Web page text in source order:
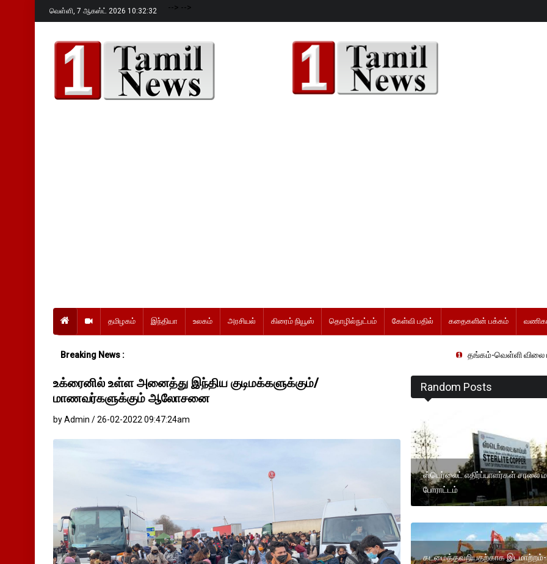
வெள்ளி, 7 ஆகஸ்ட் 2026 10:32:34 --> -->
தமிழகம் இந்தியா உலகம் அரசியல் கிரைம் நியூஸ் தொழில்நுட்பம் கேள்வி பதில் கதைகளின் பக்கம்
Breaking News : தங்கம்-வெள்ளி விலை
உக்ரைனில் உள்ள அனைத்து இந்திய குடிமக்களுக்கும்/
மாணவர்களுக்கும் ஆலோசனை
by Admin / 26-02-2022 09:47:24am
Random Posts
ஸ்டெர்லைட் எதிர்ப்பாளர்கள் சாலை
போராட்டம்
கடமைத்தவறியதற்காக இடமாற்றம்-